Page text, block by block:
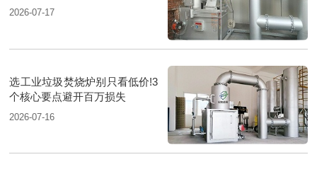
设备科普
2026-07-17
选工业垃圾焚烧炉别只看低价!3
个核心要点避开百万损失
2026-07-16